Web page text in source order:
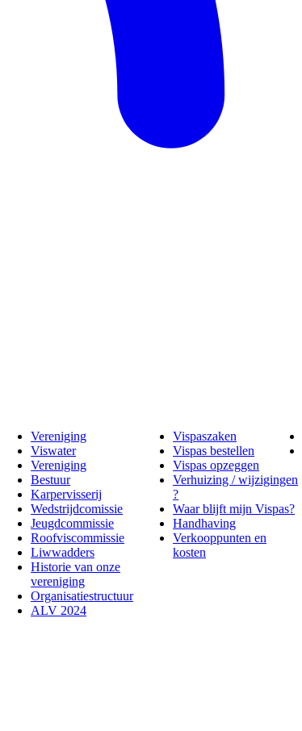
Vereniging
Viswater
Vereniging
Bestuur
Karpervisserij
Wedstrijdcomissie
Jeugdcommissie
Roofviscommissie
Liwwadders
Historie van onze
vereniging
Organisatiestructuur
ALV 2024
Vispaszaken
Vispas bestellen
Vispas opzeggen
Verhuizing / wijzigingen
?
Waar blijft mijn Vispas?
Handhaving
Verkooppunten en
kosten